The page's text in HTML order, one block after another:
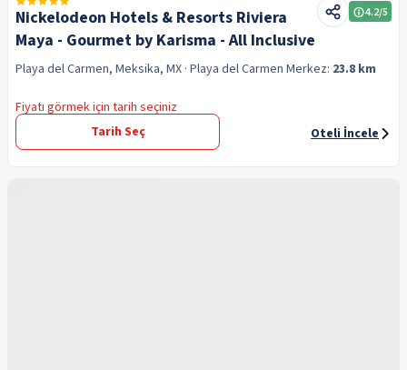
Nickelodeon Hotels & Resorts Riviera
Maya - Gourmet by Karisma - All Inclusive
4.2/5
Playa del Carmen, Meksika, MX · Playa del Carmen Merkez: 23.8 km
Fiyatı görmek için tarih seçiniz
Tarih Seç
Oteli İncele